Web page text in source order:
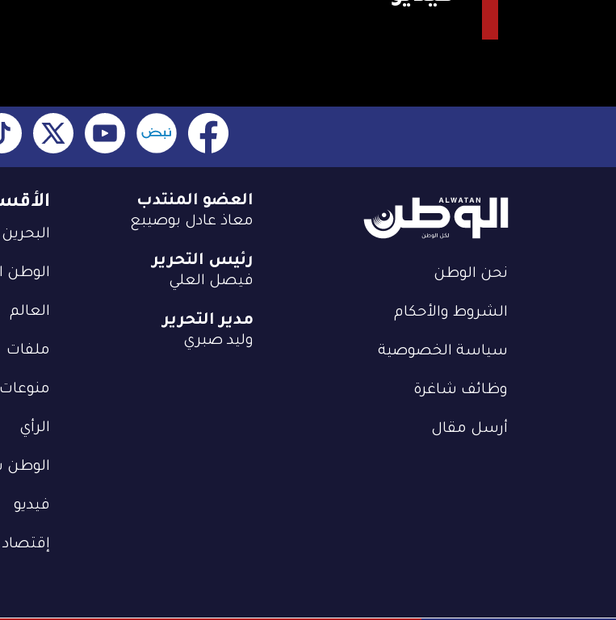
نحن الوطن
الشروط والأحكام
سياسة الخصوصية
وظائف شاغرة
أرسل مقال
البحرين
الوطن
العالم
ملفات
منوعات
الرأي
الوطن
فيديو
إقتصاد
العضو المنتدب
معاذ عادل بوصيبع
رئيس التحرير
فيصل العلي
مدير التحرير
وليد صبري